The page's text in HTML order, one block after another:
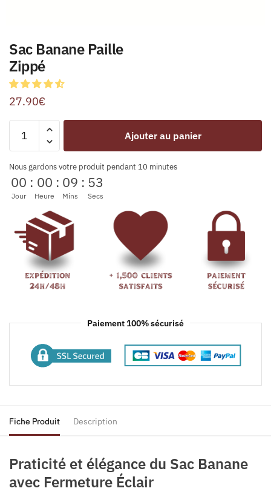
Sac Banane Paille
Zippé
27.90€
Ajouter au panier
Nous gardons votre produit pendant 10 minutes
00
Jour
: 00
Heure
: 09
Mins
: 53
Secs
Paiement 100% sécurisé
Fiche Produit Description
Praticité et élégance du Sac Banane
avec Fermeture Éclair